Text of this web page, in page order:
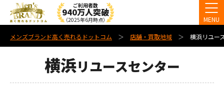
ご利用者数
940万人突破
（2025年6月時点） MENU
メンズブランド高く売れるドットコム 店舗・買取地域 横浜リユー
横浜リユースセンター